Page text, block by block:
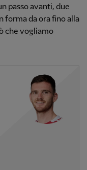
passo avanti, due
forma da ora fino alla
che vogliamo